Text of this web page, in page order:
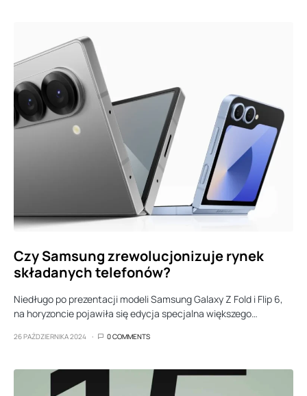
Czy Samsung zrewolucjonizuje rynek
składanych telefonów?
Niedługo po prezentacji modeli Samsung Galaxy Z Fold i Flip 6,
na horyzoncie pojawiła się edycja specjalna większego…
26 PAŹDZIERNIKA 2024 0 COMMENTS